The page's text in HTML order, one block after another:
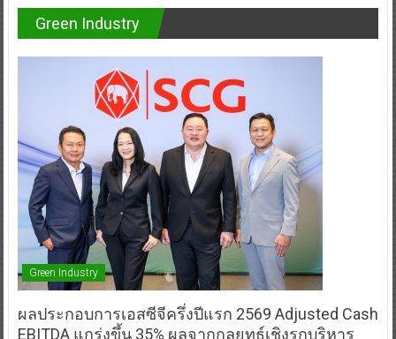
Green Industry
Green Industry
ผลประกอบการเอสซีจีครึ่งปีแรก 2569 Adjusted Cash
EBITDA แกร่งขึ้น 35% ผลจากกลยุทธ์เชิงรุกบริหาร